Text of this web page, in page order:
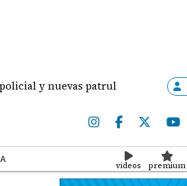
y nuevas patrullas para combatir
videos premium